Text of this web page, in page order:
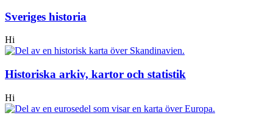
Sveriges historia
Hi
Historiska arkiv, kartor och statistik
Hi